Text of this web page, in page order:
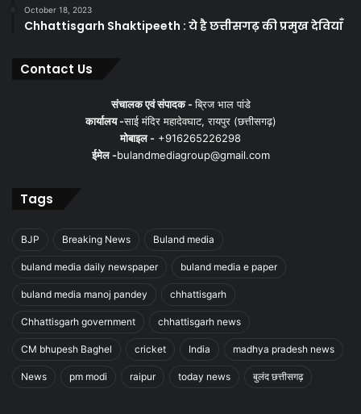
October 18, 2023
Chhattisgarh Shaktipeeth : ये है छत्तीसगढ़ की प्रमुख देवियाँ
Contact Us
संचालक एवं संपादक -ब्रिज भाल पांडे
कार्यालय -साई मंदिर महादेवघाट, रायपुर (छत्तीसगढ़)
मोबाइल - +916265226298
ईमेल -bulandmediagroup@gmail.com
Tags
BJP Breaking News Buland media
buland media daily newspaper buland media e paper
buland media manoj pandey chhattisgarh
Chhattisgarh government chhattisgarh news
CM bhupesh Baghel cricket India madhya pradesh news
News pm modi raipur today news बुलंद छत्तीसगढ़